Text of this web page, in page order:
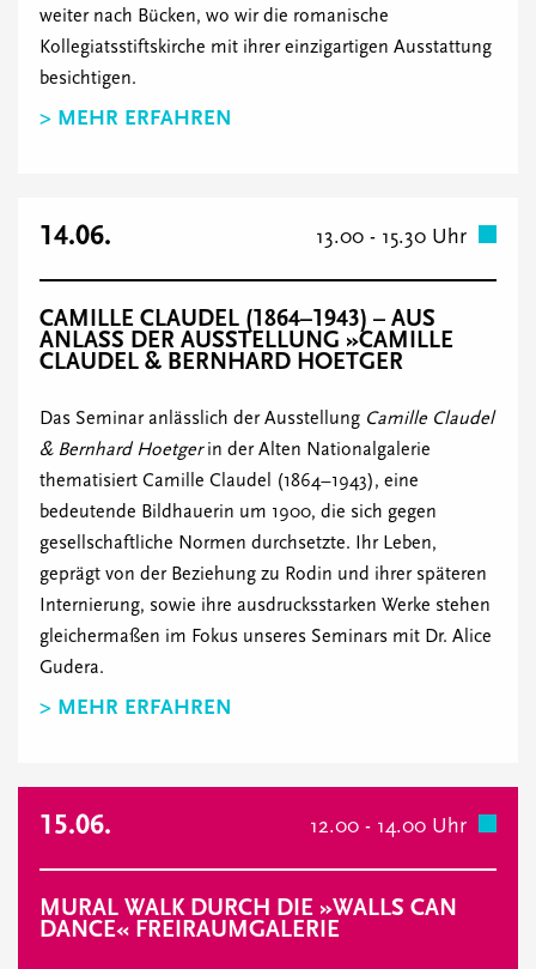
weiter nach Bücken, wo wir die romanische
Kollegiatsstiftskirche mit ihrer einzigartigen Ausstattung
besichtigen.
> MEHR ERFAHREN
14.06. 13.00 - 15.30 Uhr
CAMILLE CLAUDEL (1864–1943) – AUS
ANLASS DER AUSSTELLUNG »CAMILLE
CLAUDEL & BERNHARD HOETGER
Das Seminar anlässlich der Ausstellung Camille Claudel
& Bernhard Hoetgerin der Alten Nationalgalerie
thematisiert Camille Claudel (1864–1943), eine
bedeutende Bildhauerin um 1900, die sich gegen
gesellschaftliche Normen durchsetzte. Ihr Leben,
geprägt von der Beziehung zu Rodin und ihrer späteren
Internierung, sowie ihre ausdrucksstarken Werke stehen
gleichermaßen im Fokus unseres Seminars mit Dr. Alice
Gudera.
> MEHR ERFAHREN
15.06. 12.00 - 14.00 Uhr
MURAL WALK DURCH DIE »WALLS CAN
DANCE« FREIRAUMGALERIE